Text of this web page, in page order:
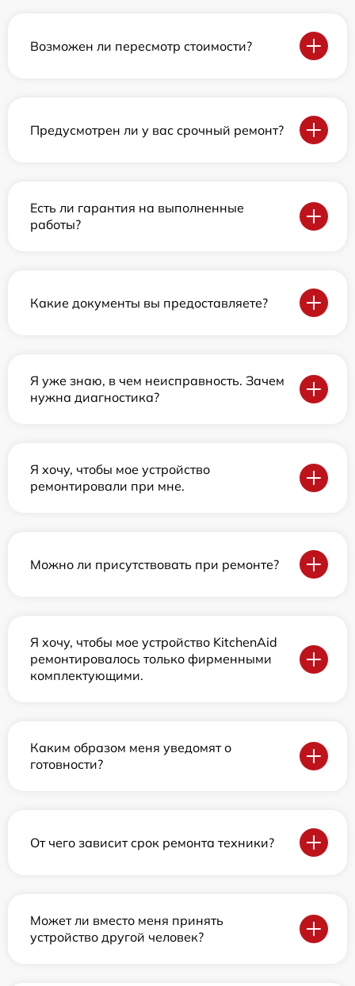
Возможен ли пересмотр стоимости?
Предусмотрен ли у вас срочный ремонт?
Есть ли гарантия на выполненные
работы?
Какие документы вы предоставляете?
Я уже знаю, в чем неисправность. Зачем
нужна диагностика?
Я хочу, чтобы мое устройство
ремонтировали при мне.
Можно ли присутствовать при ремонте?
Я хочу, чтобы мое устройство KitchenAid
ремонтировалось только фирменными
комплектующими.
Каким образом меня уведомят о
готовности?
От чего зависит срок ремонта техники?
Может ли вместо меня принять
устройство другой человек?